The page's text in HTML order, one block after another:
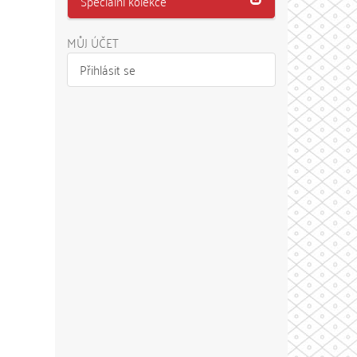
MŮJ ÚČET
Přihlásit se